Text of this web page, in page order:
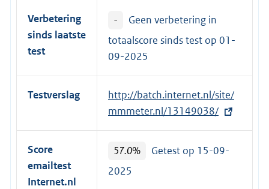
Verbetering
sinds laatste
test
-
Geen verbetering in
totaalscore sinds test op 01-
09-2025
Testverslag
E
x
t
n
http://batch.internet.nl/site/
mmmeter.nl/13149038/
Score
emailtest
Internet.nl
57.0%
Getest op 15-09-
2025